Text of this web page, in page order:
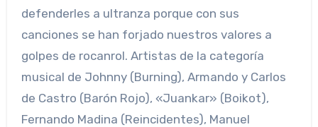
defenderles a ultranza porque con sus
canciones se han forjado nuestros valores a
golpes de rocanrol. Artistas de la categoría
musical de Johnny (Burning), Armando y Carlos
de Castro (Barón Rojo), «Juankar» (Boikot),
Fernando Madina (Reincidentes), Manuel